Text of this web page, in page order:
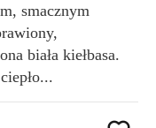
smacznym
biała kiełbasa.